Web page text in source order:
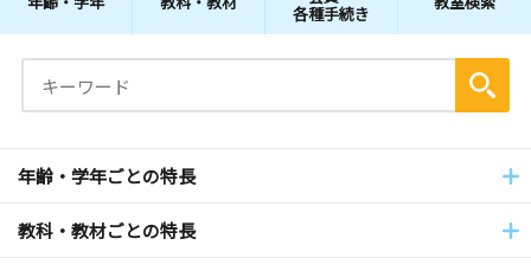
各種手続き
年齢・学年ごとの特長
教科・教材ごとの特長